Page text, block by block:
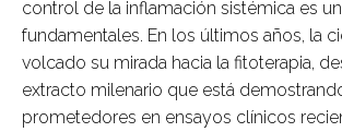
control de la inflamación sistémica es
fundamentales. En los últimos años, la
volcado su mirada hacia la fitoterapia,
extracto milenario que está
prometedores en ensayos clínicos